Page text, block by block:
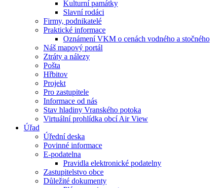
Kulturní památky
Slavní rodáci
Firmy, podnikatelé
Praktické informace
Oznámení VKM o cenách vodného a stočného
Náš mapový portál
Ztráty a nálezy
Pošta
Hřbitov
Projekt
Pro zastupitele
Informace od nás
Stav hladiny Vranského potoka
Virtuální prohlídka obcí Air View
Úřad
Úřední deska
Povinné informace
E-podatelna
Pravidla elektronické podatelny
Zastupitelstvo obce
Důležité dokumenty